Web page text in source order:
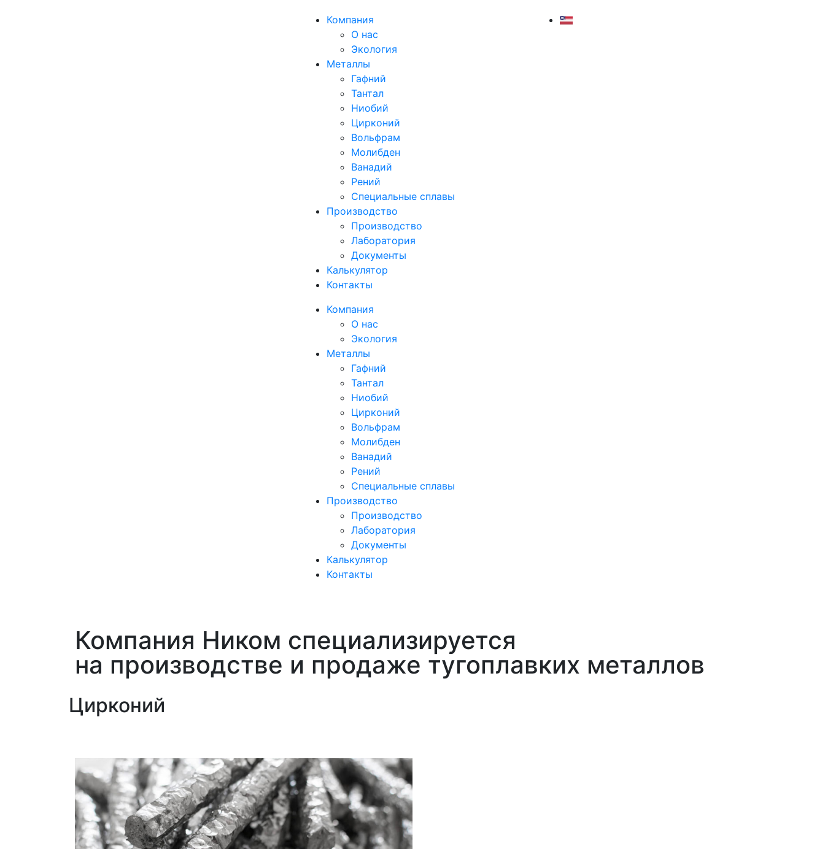
Компания
О нас
Экология
Металлы
Гафний
Тантал
Ниобий
Цирконий
Вольфрам
Молибден
Ванадий
Рений
Специальные сплавы
Производство
Производство
Лаборатория
Документы
Калькулятор
Контакты
Компания
О нас
Экология
Металлы
Гафний
Тантал
Ниобий
Цирконий
Вольфрам
Молибден
Ванадий
Рений
Специальные сплавы
Производство
Производство
Лаборатория
Документы
Калькулятор
Контакты
Компания Ником специализируется
на производстве и продаже тугоплавких металлов
Цирконий